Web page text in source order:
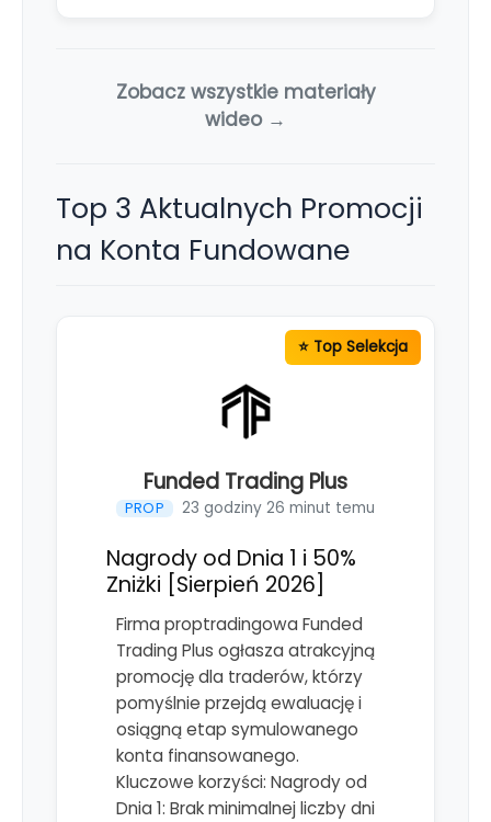
Zobacz wszystkie materiały
wideo →
Top 3 Aktualnych Promocji
na Konta Fundowane
Funded Trading Plus
PROP 23 godziny 26 minut temu
Nagrody od Dnia 1 i 50%
Zniżki [Sierpień 2026]
Firma proptradingowa Funded
Trading Plus ogłasza atrakcyjną
promocję dla traderów, którzy
pomyślnie przejdą ewaluację i
osiągną etap symulowanego
konta finansowanego.
Kluczowe korzyści: Nagrody od
Dnia 1: Brak minimalnej liczby dni